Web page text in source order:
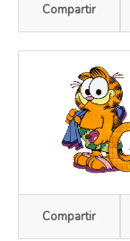
Compartir
Compartir